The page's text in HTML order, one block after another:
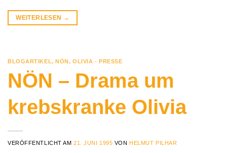
WEITERLESEN →
BLOGARTIKEL, NÖN ,OLIVIA - PRESSE
NÖN – Drama um
krebskranke Olivia
VERÖFFENTLICHT AM21. JUNI 1995 VON HELMUT PILHAR